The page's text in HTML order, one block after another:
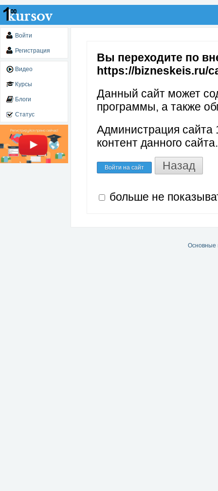
Войти
Регистрация
Видео
Курсы
Блоги
Статус
Вы переходите по
https://bizneskeis.ru/
Данный сайт может
программы, а также
Администрация сайта
контент данного сайта.
Войти на сайт Назад
больше не
Основные